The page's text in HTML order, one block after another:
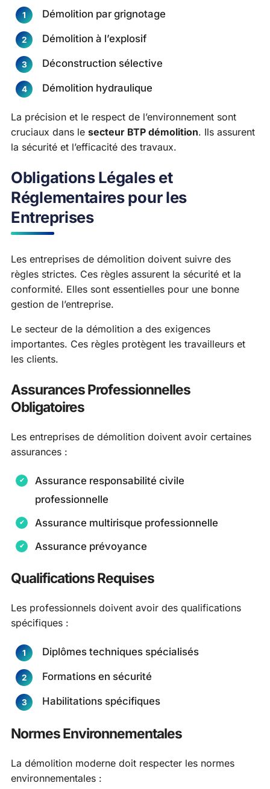
Démolition par grignotage
Démolition à l’explosif
Déconstruction sélective
Démolition hydraulique
La précision et le respect de l’environnement sont
cruciaux dans le secteur BTP démolition. Ils assurent
la sécurité et l’efficacité des travaux.
Obligations Légales et
Réglementaires pour les
Entreprises
Les entreprises de démolition doivent suivre des
règles strictes. Ces règles assurent la sécurité et la
conformité. Elles sont essentielles pour une bonne
gestion de l’entreprise.
Le secteur de la démolition a des exigences
importantes. Ces règles protègent les travailleurs et
les clients.
Assurances Professionnelles
Obligatoires
Les entreprises de démolition doivent avoir certaines
assurances :
Assurance responsabilité civile
professionnelle
Assurance multirisque professionnelle
Assurance prévoyance
Qualifications Requises
Les professionnels doivent avoir des qualifications
spécifiques :
Diplômes techniques spécialisés
Formations en sécurité
Habilitations spécifiques
Normes Environnementales
La démolition moderne doit respecter les normes
environnementales :